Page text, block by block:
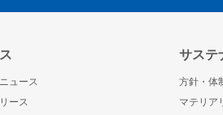
ュース
ース
サステ
方針・体
マテリア